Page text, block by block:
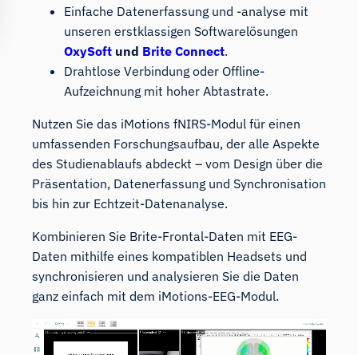
Einfache Datenerfassung und -analyse mit
unseren erstklassigen Softwarelösungen
OxySoft und Brite Connect.
Drahtlose Verbindung oder Offline-
Aufzeichnung mit hoher Abtastrate.
Nutzen Sie das iMotions fNIRS-Modul für einen
umfassenden Forschungsaufbau, der alle Aspekte
des Studienablaufs abdeckt – vom Design über die
Präsentation, Datenerfassung und Synchronisation
bis hin zur Echtzeit-Datenanalyse.
Kombinieren Sie Brite-Frontal-Daten mit EEG-
Daten mithilfe eines kompatiblen Headsets und
synchronisieren und analysieren Sie die Daten
ganz einfach mit dem iMotions-EEG-Modul.